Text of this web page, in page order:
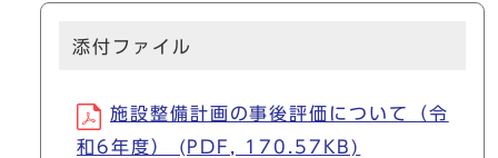
添付ファイル
施設整備計画の事後評価について（令
和6年度） (PDF, 170.57KB)